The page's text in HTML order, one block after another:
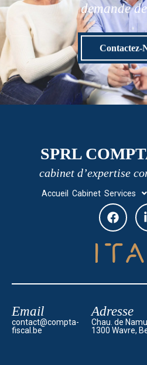
demande de
Contactez-
SPRL
cabinet d’expertise
Accueil Cabinet Services
Email
contact@compta-
fiscal.be
Adresse
Chau. de
1300 Wavre,